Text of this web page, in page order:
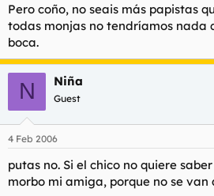
Ding dong ding "Este mes tenemos la
en la sección de embutidos." Ding
Pero coño, no seais más papistas
todas monjas no tendríamos nada
boca.
N Niña
Guest
4 Feb 2006
putas no. Si el chico no quiere
morbo mi amiga, porque no se van